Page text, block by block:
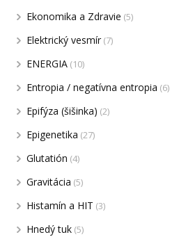
Ekonomika a Zdravie (5)
Elektrický vesmír (7)
ENERGIA (10)
Entropia / negatívna entropia (6)
Epifýza (šišinka) (2)
Epigenetika (27)
Glutatión (4)
Gravitácia (5)
Histamín a HIT (3)
Hnedý tuk (5)